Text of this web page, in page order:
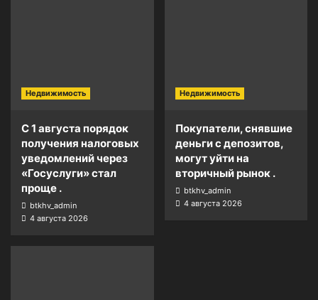
Недвижимость
С 1 августа порядок
получения налоговых
уведомлений через
«Госуслуги» стал
проще .
btkhv_admin
4 августа 2026
Недвижимость
Покупатели, снявшие
деньги с депозитов,
могут уйти на
вторичный рынок .
btkhv_admin
4 августа 2026